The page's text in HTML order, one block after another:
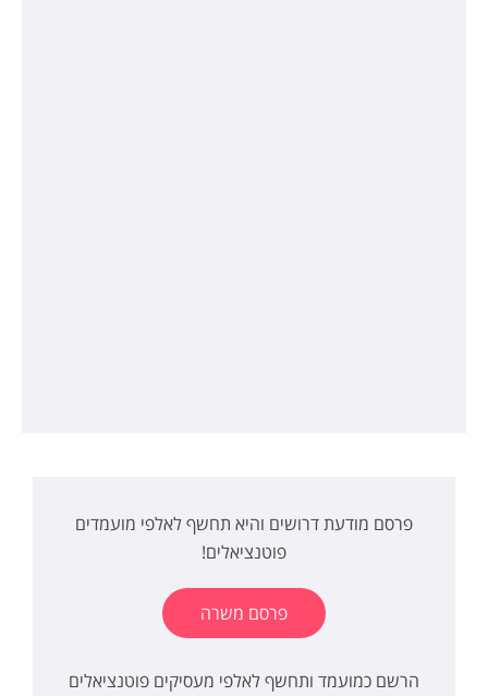
פרסם מודעת דרושים והיא תחשף לאלפי מועמדים
פוטנציאלים!
פרסם משרה
הרשם כמועמד ותחשף לאלפי מעסיקים פוטנציאלים